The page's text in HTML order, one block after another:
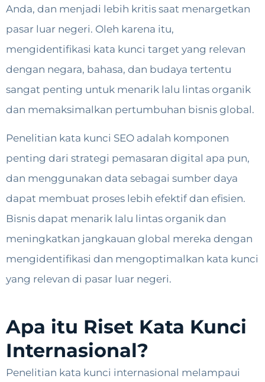
Anda, dan menjadi lebih kritis saat menargetkan
pasar luar negeri. Oleh karena itu,
mengidentifikasi kata kunci target yang relevan
dengan negara, bahasa, dan budaya tertentu
sangat penting untuk menarik lalu lintas organik
dan memaksimalkan pertumbuhan bisnis global.
Penelitian kata kunci SEO adalah komponen
penting dari strategi pemasaran digital apa pun,
dan menggunakan data sebagai sumber daya
dapat membuat proses lebih efektif dan efisien.
Bisnis dapat menarik lalu lintas organik dan
meningkatkan jangkauan global mereka dengan
mengidentifikasi dan mengoptimalkan kata kunci
yang relevan di pasar luar negeri.
Apa itu Riset Kata Kunci
Internasional?
Penelitian kata kunci internasional melampaui